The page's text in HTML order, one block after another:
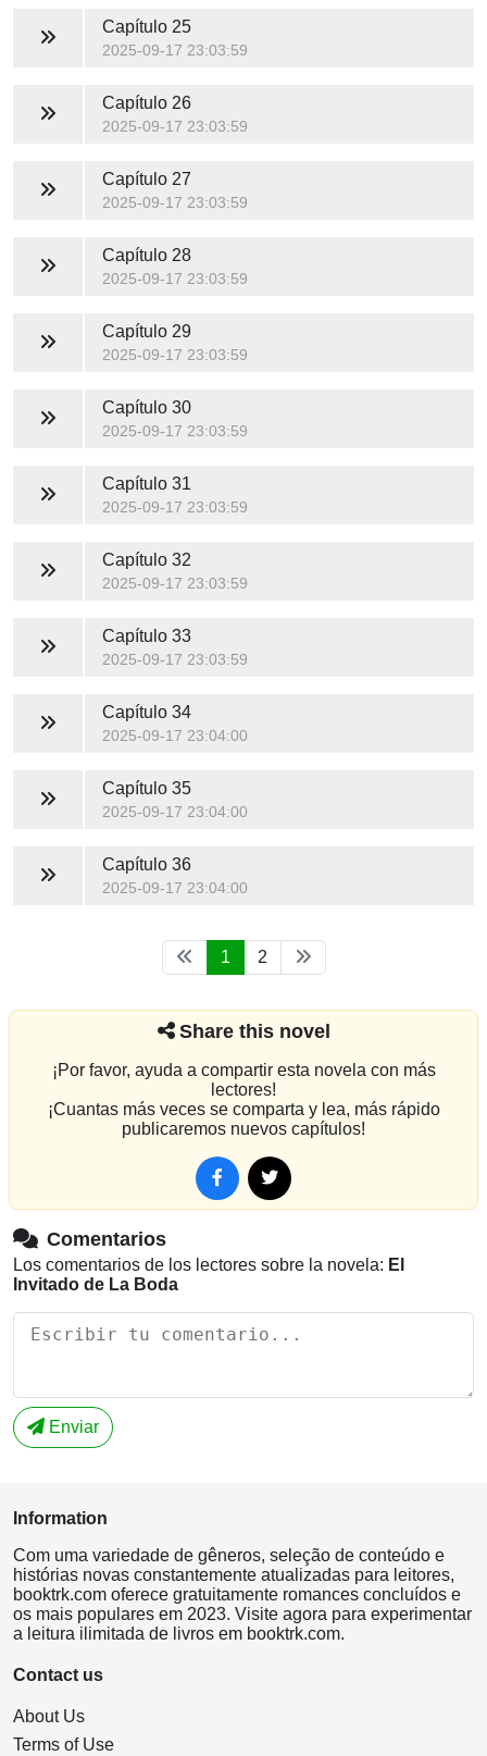
Capítulo 25
2025-09-17 23:03:59
Capítulo 26
2025-09-17 23:03:59
Capítulo 27
2025-09-17 23:03:59
Capítulo 28
2025-09-17 23:03:59
Capítulo 29
2025-09-17 23:03:59
Capítulo 30
2025-09-17 23:03:59
Capítulo 31
2025-09-17 23:03:59
Capítulo 32
2025-09-17 23:03:59
Capítulo 33
2025-09-17 23:03:59
Capítulo 34
2025-09-17 23:04:00
Capítulo 35
2025-09-17 23:04:00
Capítulo 36
2025-09-17 23:04:00
1 2
Share this novel
¡Por favor, ayuda a compartir esta novela con más
lectores!
¡Cuantas más veces se comparta y lea, más rápido
publicaremos nuevos capítulos!
Comentarios
Los comentarios de los lectores sobre la novela: El
Invitado de La Boda
Enviar
Information
Com uma variedade de gêneros, seleção de conteúdo e
histórias novas constantemente atualizadas para leitores,
booktrk.com oferece gratuitamente romances concluídos e
os mais populares em 2023. Visite agora para experimentar
a leitura ilimitada de livros em booktrk.com.
Contact us
About Us
Terms of Use